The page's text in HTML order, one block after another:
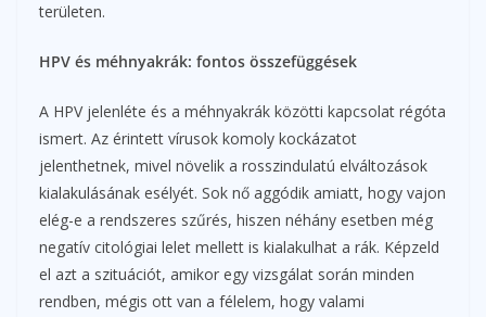
területen.
HPV és méhnyakrák: fontos összefüggések
A HPV jelenléte és a méhnyakrák közötti kapcsolat régóta
ismert. Az érintett vírusok komoly kockázatot
jelenthetnek, mivel növelik a rosszindulatú elváltozások
kialakulásának esélyét. Sok nő aggódik amiatt, hogy vajon
elég-e a rendszeres szűrés, hiszen néhány esetben még
negatív citológiai lelet mellett is kialakulhat a rák. Képzeld
el azt a szituációt, amikor egy vizsgálat során minden
rendben, mégis ott van a félelem, hogy valami